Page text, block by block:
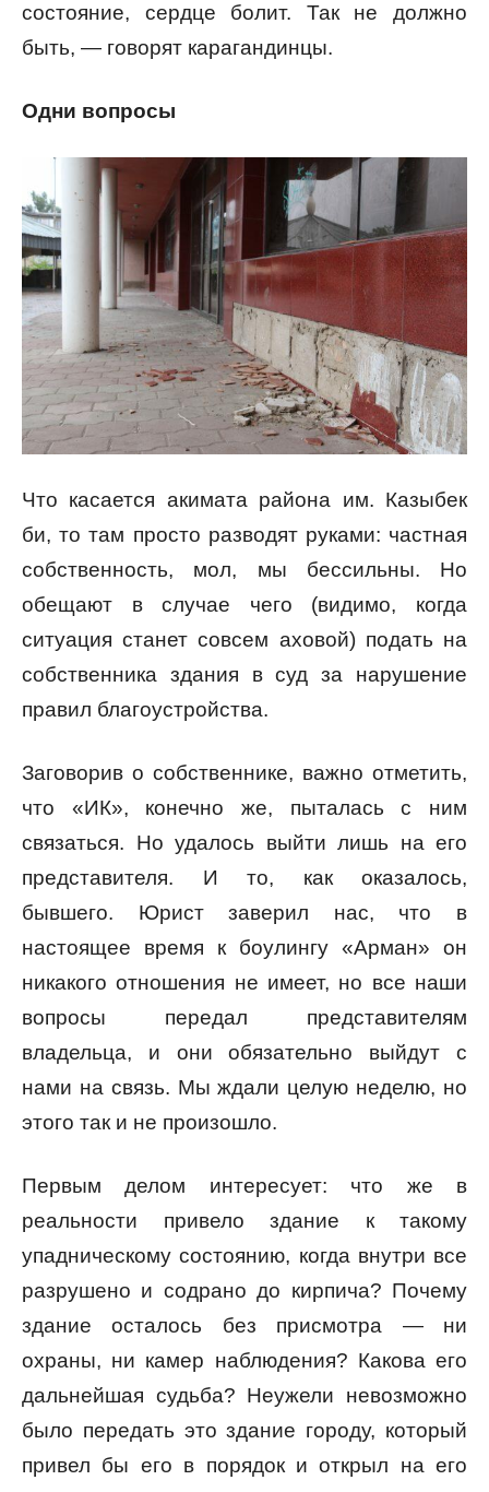
состояние, сердце болит. Так не должно
быть, — говорят карагандинцы.
Одни вопросы
Что касается акимата района им. Казыбек
би, то там просто разводят руками: частная
собственность, мол, мы бессильны. Но
обещают в случае чего (видимо, когда
ситуация станет совсем аховой) подать на
собственника здания в суд за нарушение
правил благоустройства.
Заговорив о собственнике, важно отметить,
что «ИК», конечно же, пыталась с ним
связаться. Но удалось выйти лишь на его
представителя. И то, как оказалось,
бывшего. Юрист заверил нас, что в
настоящее время к боулингу «Арман» он
никакого отношения не имеет, но все наши
вопросы передал представителям
владельца, и они обязательно выйдут с
нами на связь. Мы ждали целую неделю, но
этого так и не произошло.
Первым делом интересует: что же в
реальности привело здание к такому
упадническому состоянию, когда внутри все
разрушено и содрано до кирпича? Почему
здание осталось без присмотра — ни
охраны, ни камер наблюдения? Какова его
дальнейшая судьба? Неужели невозможно
было передать это здание городу, который
привел бы его в порядок и открыл на его